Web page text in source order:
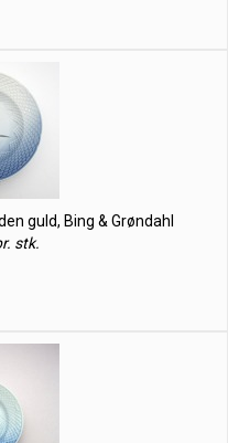
guld, Bing & Grøndahl
stk.